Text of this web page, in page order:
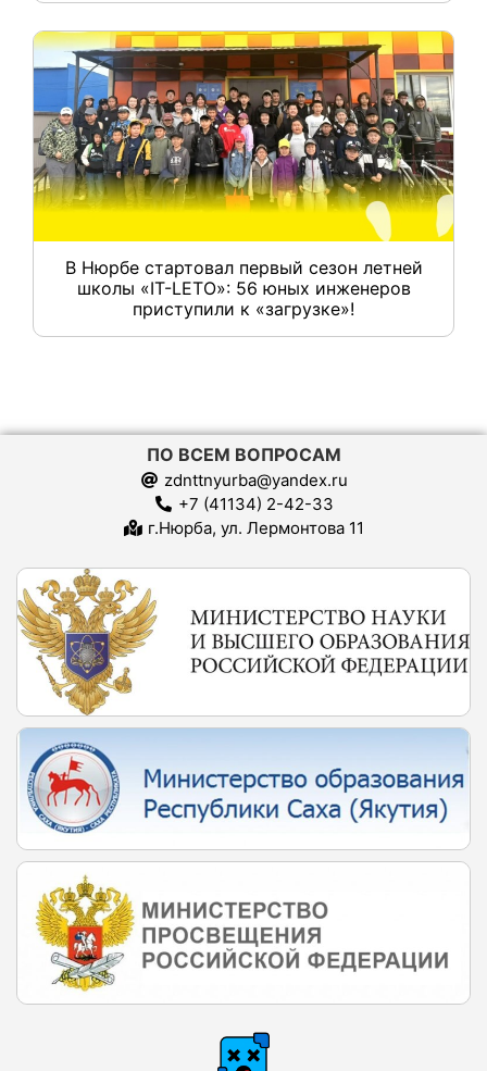
В Нюрбе стартовал первый сезон летней
школы «IT-LETO»: 56 юных инженеров
приступили к «загрузке»!
ПО ВСЕМ ВОПРОСАМ
zdnttnyurba@yandex.ru
+7 (41134) 2-42-33
г.Нюрба, ул. Лермонтова 11